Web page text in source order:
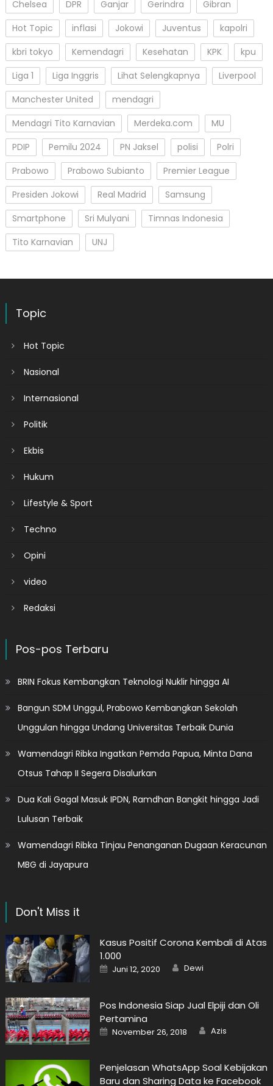
Chelsea
DPR Ganjar Gerindra
Gibran
Hot Topic
inflasi Jokowi Juventus
kapolri
kbri tokyo
Kemendagri Kesehatan KPK
kpu
Liga 1
Liga Inggris Lihat Selengkapnya
Liverpool
Manchester United
mendagri
Mendagri Tito Karnavian
Merdeka.com
MU
PDIP
Pemilu 2024 PN Jaksel polisi
Polri
Prabowo
Prabowo Subianto
Premier League
Presiden Jokowi
Real Madrid
Samsung
Smartphone
Sri Mulyani
Timnas Indonesia
Tito Karnavian
UNJ
Topic
Hot Topic
Nasional
Internasional
Politik
Ekbis
Hukum
Lifestyle & Sport
Techno
Opini
video
Redaksi
Pos-pos Terbaru
BRIN Fokus Kembangkan Teknologi Nuklir hingga AI
Bangun SDM Unggul, Prabowo Kembangkan Sekolah
Unggulan hingga Undang Universitas Terbaik Dunia
Wamendagri Ribka Ingatkan Pemda Papua, Minta Dana
Otsus Tahap II Segera Disalurkan
Dua Kali Gagal Masuk IPDN, Ramdhan Bangkit hingga Jadi
Lulusan Terbaik
Wamendagri Ribka Tinjau Penanganan Dugaan Keracunan
MBG di Jayapura
Don't Miss it
Kasus Positif Corona Kembali di Atas
1.000
Posted
on
Juni 12, 2020 Author
Dewi
Pos Indonesia Siap Jual Elpiji dan Oli
Pertamina
Posted
on
November 26, 2018 Author
Azis
Penjelasan WhatsApp Soal Kebijakan
Baru dan Sharing Data ke Facebook